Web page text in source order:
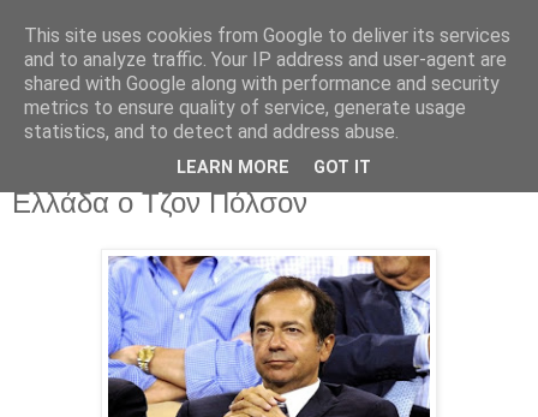
Τρίτη 2 Δεκεμβρίου 2014
Παγώνει τα επενδυτικά του σχέδια στην
Ελλάδα ο Τζον Πόλσον
This site uses cookies from Google to deliver its services
and to analyze traffic. Your IP address and user-agent are
shared with Google along with performance and security
metrics to ensure quality of service, generate usage
statistics, and to detect and address abuse.
LEARN MORE GOT IT